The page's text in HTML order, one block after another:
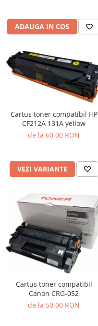
ADAUGA IN COS
Cartus toner compatibil HP
CF212A 131A yellow
de la 60,00 RON
VEZI VARIANTE
Cartus toner compatibil
Canon CRG-052
de la 50,00 RON